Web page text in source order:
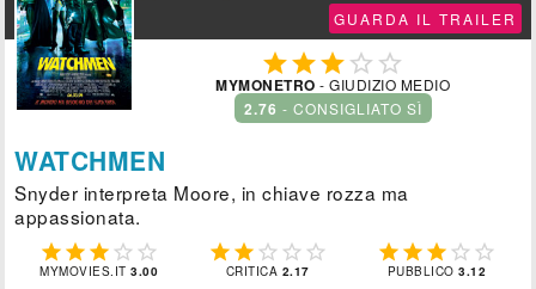
GUARDA IL TRAILER
  
MYMONETRO - GIUDIZIO MEDIO
2.76 - CONSIGLIATO SÌ
WATCHMEN
Snyder interpreta Moore, in chiave rozza ma
appassionata.
    
MYMOVIES.IT3.00
    
CRITICA 2.17
    
PUBBLICO3.12